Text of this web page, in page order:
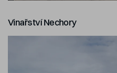
Vinařství Nechory